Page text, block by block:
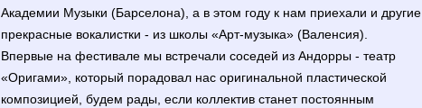
Академии Музыки (Барселона), а в этом году к нам приехали и другие
прекрасные вокалистки - из школы «Арт-музыка» (Валенсия).
Впервые на фестивале мы встречали соседей из Андорры - театр
«Оригами», который порадовал нас оригинальной пластической
композицией, будем рады, если коллектив станет постоянным